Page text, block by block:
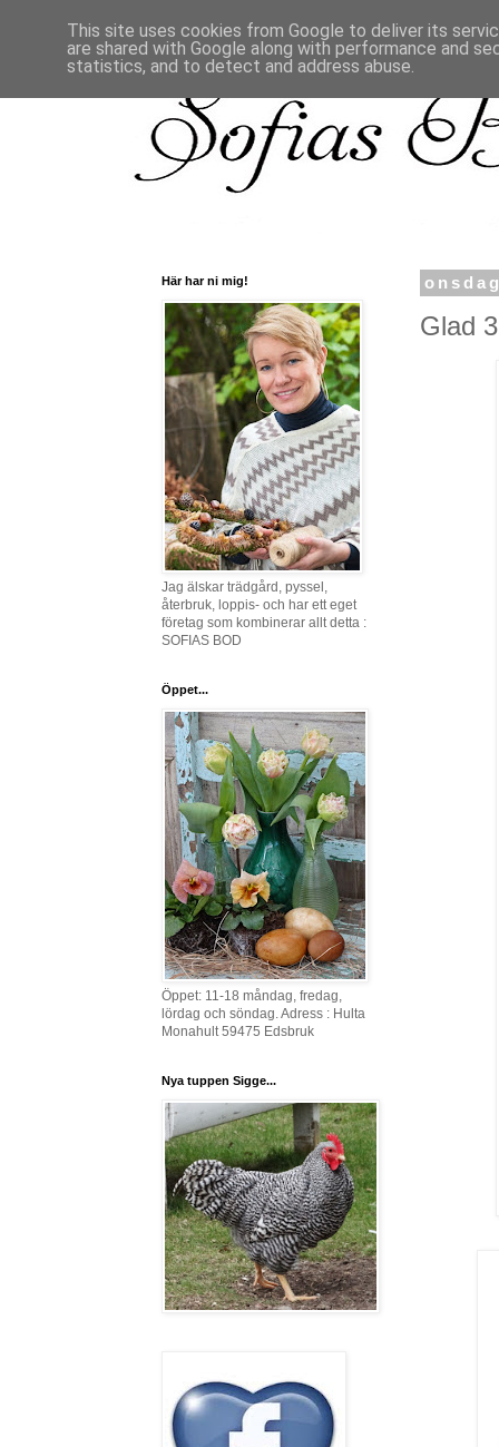
Glad
Här har ni mig!
Jag älskar trädgård, pyssel,
återbruk, loppis- och har ett eget
företag som kombinerar allt detta :
SOFIAS BOD
Öppet...
Öppet: 11-18 måndag, fredag,
lördag och söndag. Adress : Hulta
Monahult 59475 Edsbruk
Nya tuppen Sigge...
This site uses cookies from Google to deliver its
are shared with Google along with performance and
statistics, and to detect and address abuse.